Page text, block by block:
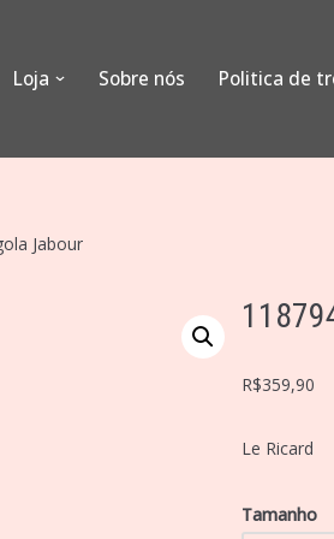
Loja Sobre nós Politica de
Jabour
R$359,90
Le Ricard
Tamanho